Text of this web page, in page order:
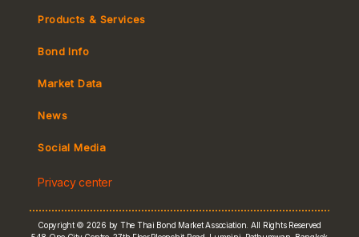
Tax
Products & Services
MeBond
e-bookbuilding
Bond Info
Market Data
Yield Curve
News
Social Media
Privacy center
Copyright © 2026 by The Thai Bond Market Association. All Rights Reserved